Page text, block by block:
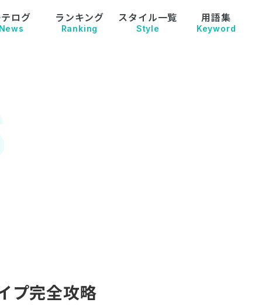
ログ ランキング
Ranking
スタイル一覧
Style
用語集
Keyword
プ完全攻略